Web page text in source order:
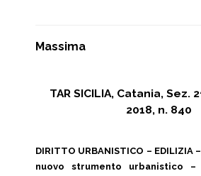
Massima
TAR SICILIA, Catania, Sez.
2018, n. 840
DIRITTO URBANISTICO –
nuovo strumento urbanistico –